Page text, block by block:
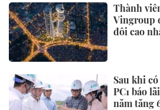
Thành
Vingroup
đôi cao
Sau khi
PC1 báo
năm tăng